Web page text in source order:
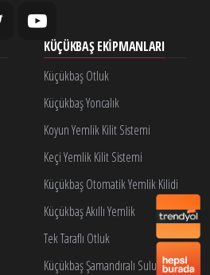
KÜÇÜKBAŞ EKIPMANLARI
Küçükbaş Otluk
Küçükbaş Yoncalık
Koyun Yemlik Kilit Sistemi
Keçi Yemlik Kilit Sistemi
Küçükbaş Otomatik Yemlik Kilidi
Küçükbaş Akıllı Yemlik
Tek Taraflı Otluk
Küçükbaş Şamandıralı Suluk